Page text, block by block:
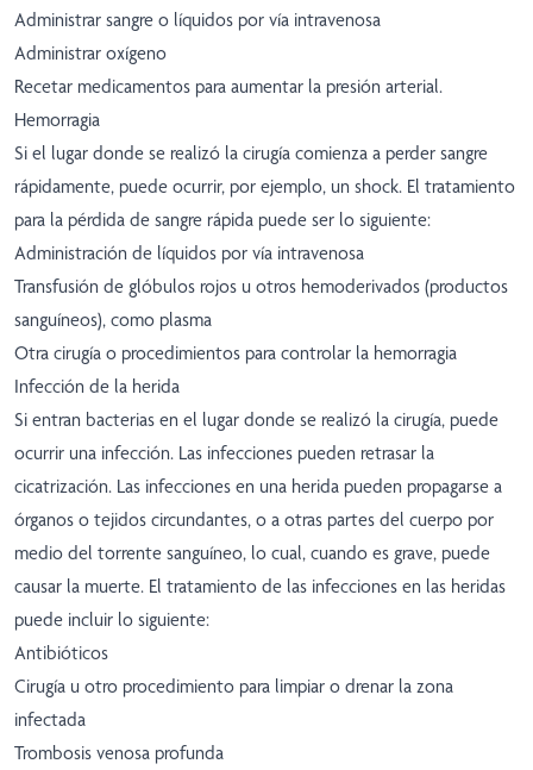
Administrar sangre o líquidos por vía intravenosa
Administrar oxígeno
Recetar medicamentos para aumentar la presión arterial.
Hemorragia
Si el lugar donde se realizó la cirugía comienza a perder sangre
rápidamente, puede ocurrir, por ejemplo, un shock. El tratamiento
para la pérdida de sangre rápida puede ser lo siguiente:
Administración de líquidos por vía intravenosa
Transfusión de glóbulos rojos u otros hemoderivados (productos
sanguíneos), como plasma
Otra cirugía o procedimientos para controlar la hemorragia
Infección de la herida
Si entran bacterias en el lugar donde se realizó la cirugía, puede
ocurrir una infección. Las infecciones pueden retrasar la
cicatrización. Las infecciones en una herida pueden propagarse a
órganos o tejidos circundantes, o a otras partes del cuerpo por
medio del torrente sanguíneo, lo cual, cuando es grave, puede
causar la muerte. El tratamiento de las infecciones en las heridas
puede incluir lo siguiente:
Antibióticos
Cirugía u otro procedimiento para limpiar o drenar la zona
infectada
Trombosis venosa profunda